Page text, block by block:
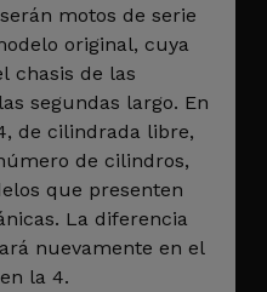
motos de serie
original, cuya
chasis de las
segundas largo. En
de cilindrada libre,
de cilindros,
que presenten
La diferencia
nuevamente en el
la 4.